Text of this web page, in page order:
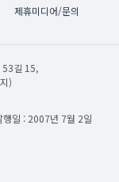
제휴미디어/문의
53길 15,
)
행일 : 2007년 7월 2일